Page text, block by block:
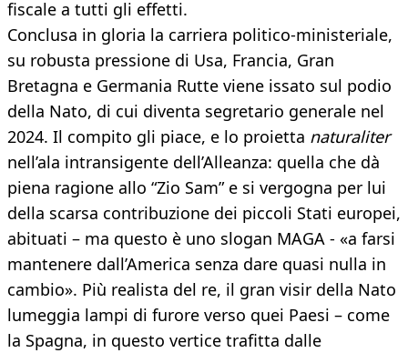
fiscale a tutti gli effetti.
Conclusa in gloria la carriera politico-ministeriale,
su robusta pressione di Usa, Francia, Gran
Bretagna e Germania Rutte viene issato sul podio
della Nato, di cui diventa segretario generale nel
2024. Il compito gli piace, e lo proietta naturaliter
nell’ala intransigente dell’Alleanza: quella che dà
piena ragione allo “Zio Sam” e si vergogna per lui
della scarsa contribuzione dei piccoli Stati europei,
abituati – ma questo è uno slogan MAGA - «a farsi
mantenere dall’America senza dare quasi nulla in
cambio». Più realista del re, il gran visir della Nato
lumeggia lampi di furore verso quei Paesi – come
la Spagna, in questo vertice trafitta dalle